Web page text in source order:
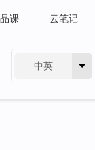
课 云笔记
中英